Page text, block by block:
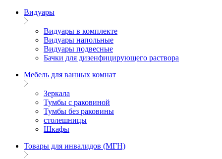
Видуары
Видуары в комплекте
Видуары напольные
Видуары подвесные
Бачки для дизенфицирующего раствора
Мебель для ванных комнат
Зеркала
Тумбы с раковиной
Тумбы без раковины
столешницы
Шкафы
Товары для инвалидов (МГН)